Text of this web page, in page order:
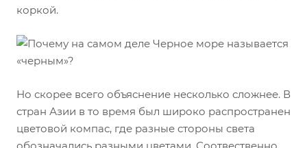
коркой.
Но скорее всего объяснение несколько сложнее. В
стран Азии в то время был широко распространен
цветовой компас, где разные стороны света